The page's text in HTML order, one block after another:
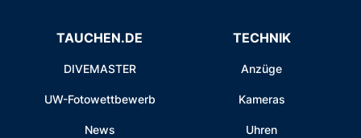
TAUCHEN.DE
DIVEMASTER
UW-Fotowettbewerb
News
TECHNIK
Anzüge
Kameras
Uhren